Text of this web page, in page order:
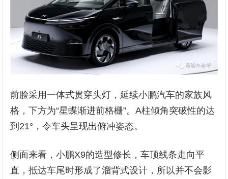
前脸采用一体式贯穿头灯，延续小鹏汽车的家族风
格，下方为“星蝶渐进前格栅”。A柱倾角突破性的达
到21°，令车头呈现出俯冲姿态。
侧面来看，小鹏X9的造型修长，车顶线条走向平
直，抵达车尾时形成了溜背式设计，所以并不会影